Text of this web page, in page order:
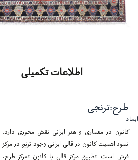
اطلاعات تکمیلی
ابعاد
طرح:ترنجی
کانون در معماری و هنر ایرانی نقش محوری دارد.
نمود اهمیت کانون در قالی ایرانی وجود ترنج در مرکز
فرش است. تطبیق مرکز قالی با کانون تمرکز طرح،